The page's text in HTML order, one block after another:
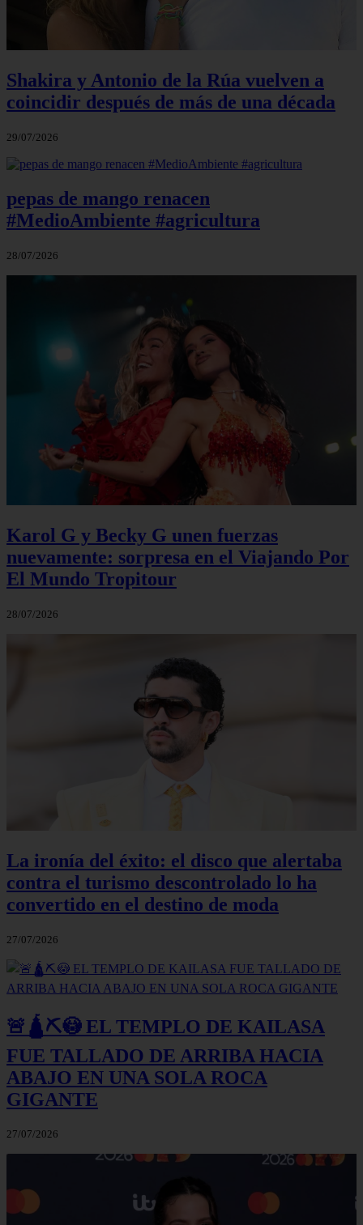
Shakira y Antonio de la Rúa vuelven a
coincidir después de más de una década
29/07/2026
pepas de mango renacen
#MedioAmbiente #agricultura
28/07/2026
Karol G y Becky G unen fuerzas
nuevamente: sorpresa en el Viajando Por
El Mundo Tropitour
28/07/2026
La ironía del éxito: el disco que alertaba
contra el turismo descontrolado lo ha
convertido en el destino de moda
27/07/2026
🚨🛕⛏️😳 EL TEMPLO DE KAILASA
FUE TALLADO DE ARRIBA HACIA
ABAJO EN UNA SOLA ROCA
GIGANTE
27/07/2026